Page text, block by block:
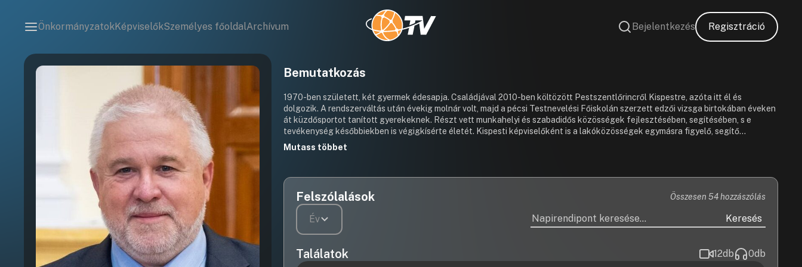
ÖnkormányzatokKépviselőkSzemélyes főoldalArchívum Bejelentkezés Regisztráció
Bemutatkozás
1970-ben született, két gyermek édesapja. Családjával 2010-ben költözött Pestszentlőrincről Kispestre, azóta itt él és
dolgozik. A rendszerváltás után évekig molnár volt, majd a pécsi Testnevelési Főiskolán szerzett edzői vizsga birtokában éveken
át küzdősportot tanított gyerekeknek. Részt vett munkahelyi és szabadidős közösségek fejlesztésében, segítésében, s e
tevékenység későbbiekben is végigkísérte életét. Kispesti képviselőként is a lakóközösségek egymásra figyelő, segítő
hétköznapjait akarja támogatni. Az előző ciklusban a Szociális és Lakásügyi Bizottság elnöke volt. 2019-től alpolgármester.
Mutass többet
Felszólalások Összesen 54 hozzászólás
Év Keresés
Találatok 12db 0db